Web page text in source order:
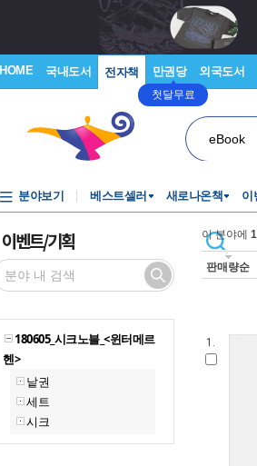
HOME 국내도서 전자책 만권당
첫달무료
외국도서
eBook
분야보기 베스트셀러 새로나온책 이
이벤트/기획
180605_시크노블_<윈터메르
헨>
낱권
세트
시크
이 분야에
판매량순
1.